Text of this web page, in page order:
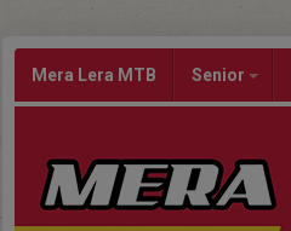
Mera Lera MTB Senior